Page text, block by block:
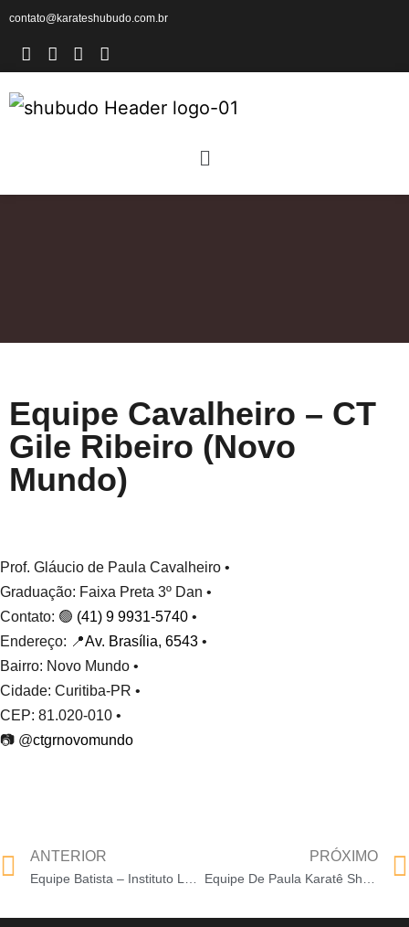
contato@karateshubudo.com.br
Equipe Cavalheiro – CT
Gile Ribeiro (Novo
Mundo)
Prof. Gláucio de Paula Cavalheiro •
Graduação: Faixa Preta 3º Dan •
Contato: 🟢 (41) 9 9931-5740 •
Endereço: 📍Av. Brasília, 6543 •
Bairro: Novo Mundo •
Cidade: Curitiba-PR •
CEP: 81.020-010 •
📷 @ctgrnovomundo
ANTERIOR
Equipe Batista – Instituto Lotus (CIC)
PRÓXIMO
Equipe De Paula Karatê Shubu-Dô (São Braz)